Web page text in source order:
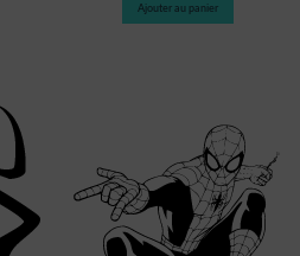
Ajouter au panier